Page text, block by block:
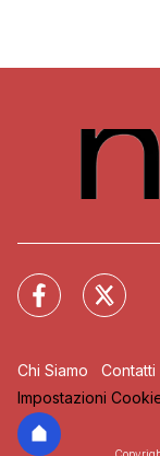
Chi Siamo Contatti
Impostazioni